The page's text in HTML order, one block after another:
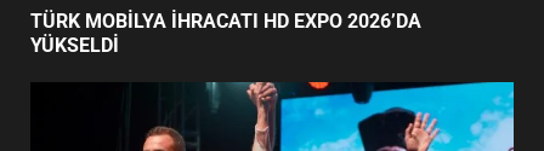
1
BALIKESİR’DE 19 MAYIS KORTEJİ
SOKAKLARI DOLDURDU
TÜRK MOBİLYA İHRACATI HD EXPO 2026’DA
YÜKSELDİ